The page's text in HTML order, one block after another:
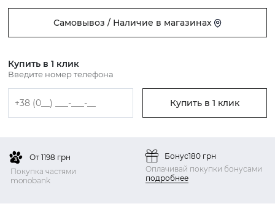
Самовывоз / Наличие в магазинах
Купить в 1 клик
Введите номер телефона
Купить в 1 клик
От 1198 грн
Покупка частями
monobank
Бонус180 грн
Оплачивай покупки бонусами
подробнее